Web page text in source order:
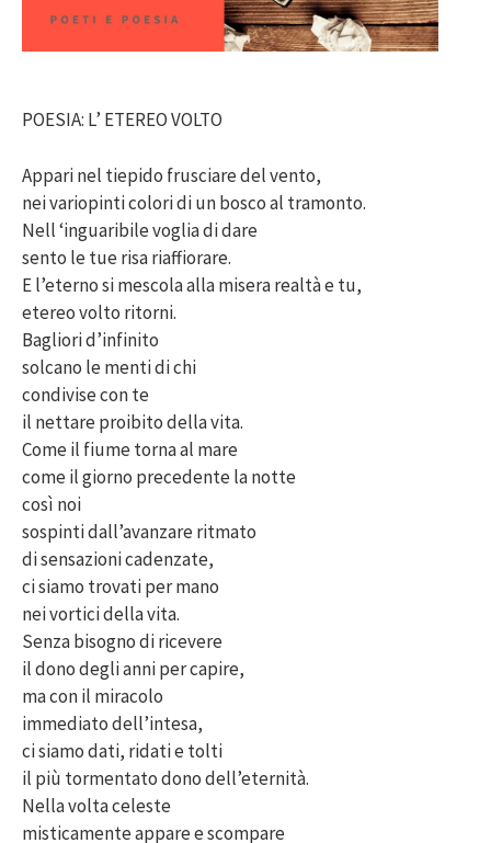
POESIA: L’ ETEREO VOLTO
Appari nel tiepido frusciare del vento,
nei variopinti colori di un bosco al tramonto.
Nell ‘inguaribile voglia di dare
sento le tue risa riaffiorare.
E l’eterno si mescola alla misera realtà e tu,
etereo volto ritorni.
Bagliori d’infinito
solcano le menti di chi
condivise con te
il nettare proibito della vita.
Come il fiume torna al mare
come il giorno precedente la notte
così noi
sospinti dall’avanzare ritmato
di sensazioni cadenzate,
ci siamo trovati per mano
nei vortici della vita.
Senza bisogno di ricevere
il dono degli anni per capire,
ma con il miracolo
immediato dell’intesa,
ci siamo dati, ridati e tolti
il più tormentato dono dell’eternità.
Nella volta celeste
misticamente appare e scompare